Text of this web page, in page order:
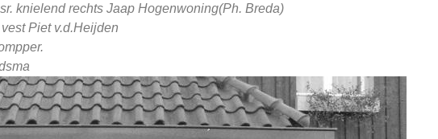
knielend rechts Jaap Hogenwoning(Ph. Breda)
Piet v.d.Heijden